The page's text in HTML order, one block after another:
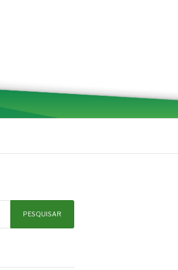
PESQUISAR